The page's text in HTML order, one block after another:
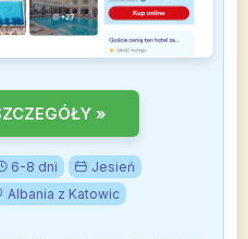
»
6-8 dni
Jesień
Albania z Katowic